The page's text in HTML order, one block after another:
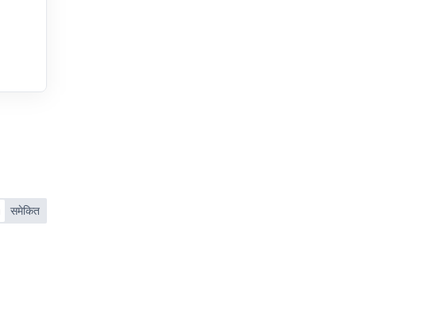
समेकित